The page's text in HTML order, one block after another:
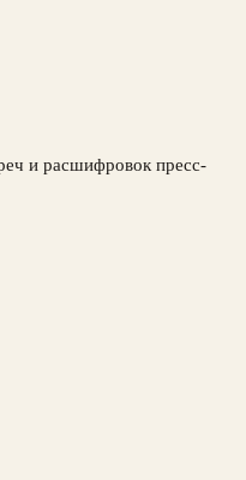
и расшифровок пресс-